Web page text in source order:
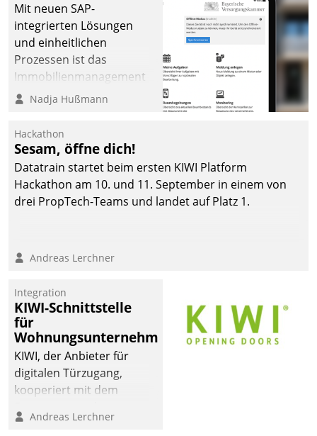
Mit neuen SAP-
integrierten Lösungen
und einheitlichen
Prozessen ist das
Immobilienmanagement
der Bayerischen
Ressort Kapitalanlage für
künftige Aufgaben und
Herausforderungen
gerüstet.
Nadja Hußmann
Hackathon
Sesam, öffne dich!
Datatrain startet beim ersten KIWI Platform
Hackathon am 10. und 11. September in einem von
drei PropTech-Teams und landet auf Platz 1.
Andreas Lerchner
Integration
KIWI-Schnittstelle
für
Wohnungsunternehmen
KIWI, der Anbieter für
digitalen Türzugang,
kooperiert mit dem
Softwareentwicklungshaus
Andreas Lerchner